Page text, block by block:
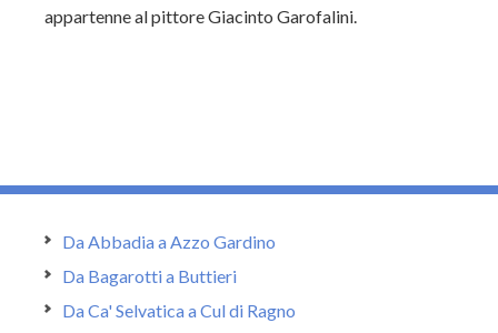
appartenne al pittore Giacinto Garofalini.
Da Abbadia a Azzo Gardino
Da Bagarotti a Buttieri
Da Ca' Selvatica a Cul di Ragno